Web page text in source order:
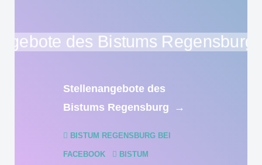
Stellenangebote des
Bistums Regensburg
→
BISTUM REGENSBURG BEI
FACEBOOK BISTUM